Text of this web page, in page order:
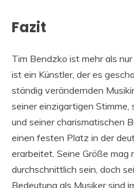
Fazit
Tim Bendzko ist mehr als
ist ein Künstler, der es
ständig verändernden
seiner einzigartigen
und seiner charismatischen
einen festen Platz in der
erarbeitet. Seine Größe mag
durchschnittlich sein, doch
Bedeutung als Musiker sind